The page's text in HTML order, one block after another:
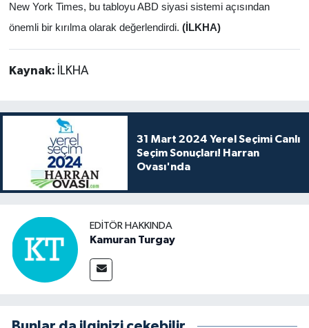
New York Times, bu tabloyu ABD siyasi sistemi açısından
önemli bir kırılma olarak değerlendirdi. (İLKHA)
Kaynak: İLKHA
31 Mart 2024 Yerel Seçimi Canlı
Seçim Sonuçları! Harran
Ovası'nda
EDITÖR HAKKINDA
Kamuran Turgay